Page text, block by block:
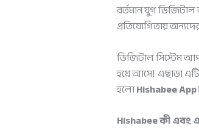
বর্তমান যুগ ডিজিটাল
প্রতিযোগিতায়
ডিজিটাল সিস্টেম
হয়ে আসে। এছাড়া
হলোHishabee App।
Hishabee কী এবং